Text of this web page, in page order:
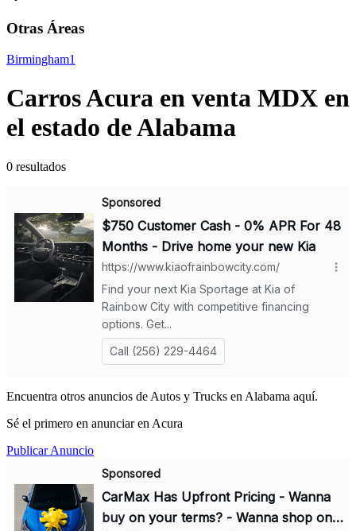
Otras Áreas
Birmingham1
Carros Acura en venta MDX en
el estado de Alabama
0 resultados
Encuentra otros anuncios de Autos y Trucks en Alabama aquí.
Sé el primero en anunciar en Acura
Publicar Anuncio